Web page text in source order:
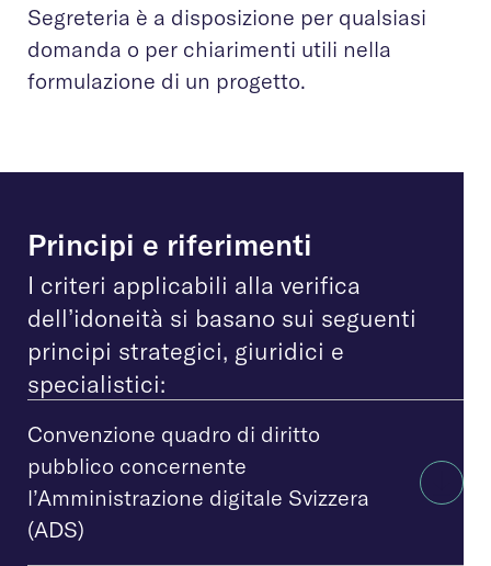
Segreteria è a disposizione per qualsiasi
domanda o per chiarimenti utili nella
formulazione di un progetto.
Principi e riferimenti
I criteri applicabili alla verifica
dell’idoneità si basano sui seguenti
principi strategici, giuridici e
specialistici:
Convenzione quadro di diritto
pubblico concernente
l’Amministrazione digitale Svizzera
(ADS)